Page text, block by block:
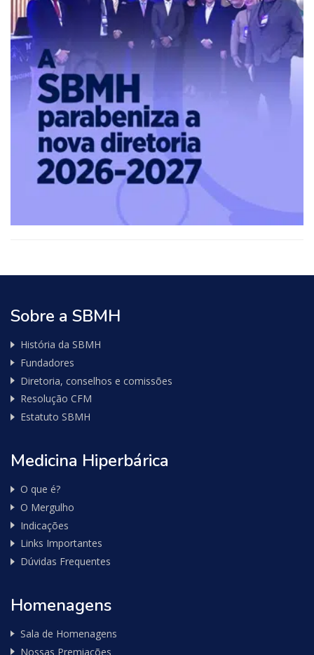
Sobre a SBMH
História da SBMH
Fundadores
Diretoria, conselhos e comissões
Resolução CFM
Estatuto SBMH
Medicina Hiperbárica
O que é?
O Mergulho
Indicações
Links Importantes
Dúvidas Frequentes
Homenagens
Sala de Homenagens
Nossas Premiações